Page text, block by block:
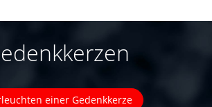
einer Gedenkkerze